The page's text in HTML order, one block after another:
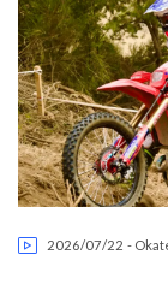
2026/07/22 -